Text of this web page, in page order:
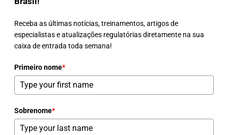
Receba as últimas notícias, treinamentos, artigos de
especialistas e atualizações regulatórias diretamente na sua
caixa de entrada toda semana!
Primeiro nome*
Sobrenome*